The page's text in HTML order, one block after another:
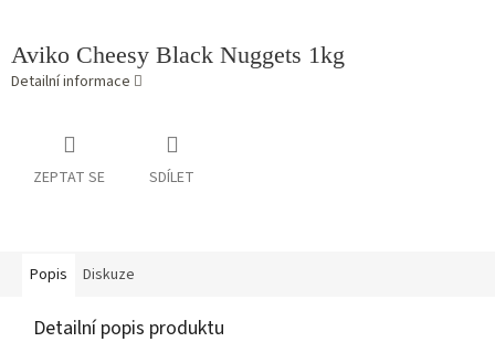
Aviko Cheesy Black Nuggets 1kg
Detailní informace
ZEPTAT SE SDÍLET
Popis Diskuze
Detailní popis produktu